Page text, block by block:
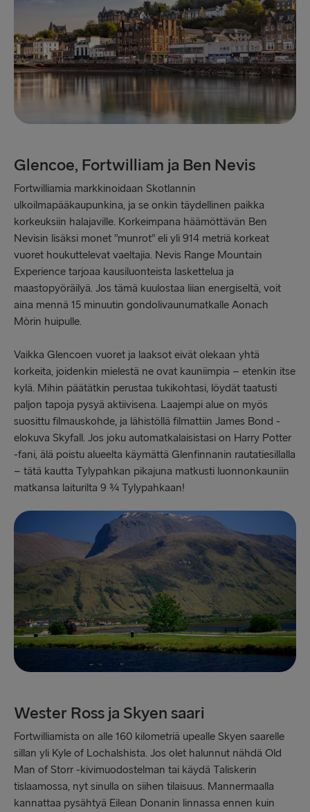
Glencoe, Fortwilliam ja Ben Nevis
Fortwilliamia markkinoidaan Skotlannin
ulkoilmapääkaupunkina, ja se onkin täydellinen paikka
korkeuksiin halajaville. Korkeimpana häämöttävän Ben
Nevisin lisäksi monet ”munrot” eli yli 914 metriä korkeat
vuoret houkuttelevat vaeltajia. Nevis Range Mountain
Experience tarjoaa kausiluonteista laskettelua ja
maastopyöräilyä. Jos tämä kuulostaa liian energiseltä, voit
aina mennä 15 minuutin gondolivaunumatkalle Aonach
Mòrin huipulle.
Vaikka Glencoen vuoret ja laaksot eivät olekaan yhtä
korkeita, joidenkin mielestä ne ovat kauniimpia – etenkin itse
kylä. Mihin päätätkin perustaa tukikohtasi, löydät taatusti
paljon tapoja pysyä aktiivisena. Laajempi alue on myös
suosittu filmauskohde, ja lähistöllä filmattiin James Bond -
elokuva Skyfall. Jos joku automatkalaisistasi on Harry Potter
-fani, älä poistu alueelta käymättä Glenfinnanin rautatiesillalla
– tätä kautta Tylypahkan pikajuna matkusti luonnonkauniin
matkansa laiturilta 9 ¾ Tylypahkaan!
Wester Ross ja Skyen saari
Fortwilliamista on alle 160 kilometriä upealle Skyen saarelle
sillan yli Kyle of Lochalshista. Jos olet halunnut nähdä Old
Man of Storr -kivimuodostelman tai käydä Taliskerin
tislaamossa, nyt sinulla on siihen tilaisuus. Mannermaalla
kannattaa pysähtyä Eilean Donanin linnassa ennen kuin